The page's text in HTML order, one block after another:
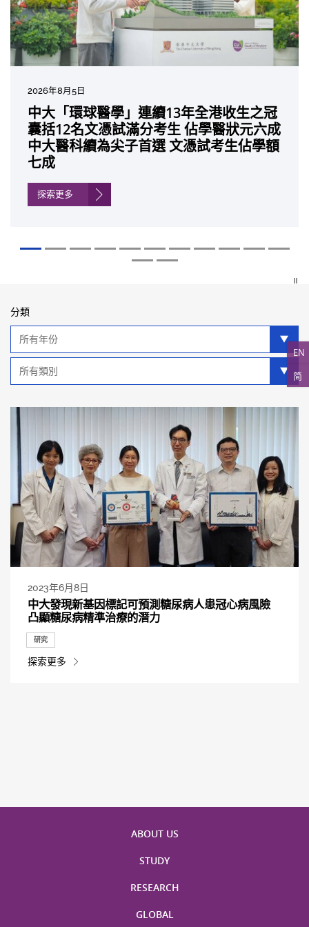
EN
简
2026年8月5日
中大「環球醫學」連續13年全港收生之冠
囊括12名文憑試滿分考生 佔學醫狀元六成
中大醫科續為尖子首選 文憑試考生佔學額
七成
探索更多
2026年7月27日
中大成立嶄新 ITECH醫療科技評估平台 推
動健康經濟分析及價值醫療
探索更多
2026年7月10日
中大研發「AI-OCT」系統助測糖尿黃斑水
腫 假陽性轉介個案銳減六成 縮短患者輪
候診症時間
2026年7月10日
中大黃秀娟教授獲頒中國工程界最高榮譽
「光華工程科技獎」 成為今屆醫藥衞生領
域唯一香港學者
2026年7月7日
中大新設「香港中文大學鳳凰獎學金」嘉
許公開試狀元 鼓勵學醫狀元走出課堂放眼
世界 裝備21世紀妙手仁醫
2026年6月29日
中大全新一站式PGT-Plus方案 精準辨識
傳統檢測中複雜基因異常「盲點」 降低人
工受孕流產及異常妊娠風險
2026年6月22日
中大發現青光眼治療新靶點 小鼠實驗證實
可恢復七成視力 有助開創嶄新神經保護療
法
2026年6月17日
中大成功拆解肝癌免疫治療耐藥性機制 揭
一種免疫細胞具「除廢餵食」新功能助癌
細胞耐藥性
2026年6月10日
中大與多名全球專家共同牽頭跨國肺癌研
究 逾半晚期ALK陽性肺癌病人七年無惡化
因特定基因異常而引起的肺癌有望變成
「慢性病」 患者可與病共存
探索更多
2026年6月5日
中大教授陳重娥獲頒「清野裕傑出領袖
獎」 成為本港首名學者榮膺亞洲糖尿病教
研最高榮譽
2026年6月2日
中大匯聚逾200位區域專家 探討私人醫療
保險如何推動全民健康覆蓋
探索更多
2026年5月19日
中大張源津醫生成首位亞洲研究員 榮獲國
際泌尿科權威獎項John K. Lattimer 講座
獎
2026年5月14日
中大取得「從實驗室到臨床應用」研究突
破 初步證實GLP-1藥物可改善嚴重中風康
復情況
分類
類
類
2023年6月8日
中大發現新基因標記可預測糖尿病人患冠心病風險
凸顯糖尿病精準治療的潛力
研究
探索更多
ABOUT US
STUDY
RESEARCH
GLOBAL